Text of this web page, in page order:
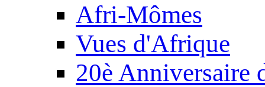
Afri-Mômes
Vues d'Afrique
20è Anniversaire